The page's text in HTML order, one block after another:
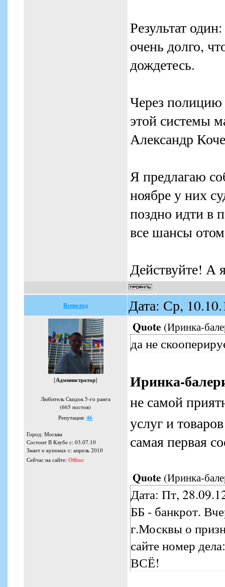
Результат
очень долго,
дождетесь.
Через полицию
этой системы
Александр
Я предлагаю
ноябре у них
поздно идти в
все шансы
Действуйте! А
Всеволод Дата: Ср,
[Администратор]
Любитель Скидок 5-го ранга
(665 постов)
Репутация:46
Город: Москва
Состоит В Клубе с: 03.07.10
Знает о купонах с: апрель 2010
Сейчас на сайте: Offline
Quote (Иринка-
да не
Иринка-
не самой
услуг и
самая первая
Quote (Иринка-
Дата: Пт,
ББ - банкрот.
г.Москвы о
сайте номер
ВСЁ!